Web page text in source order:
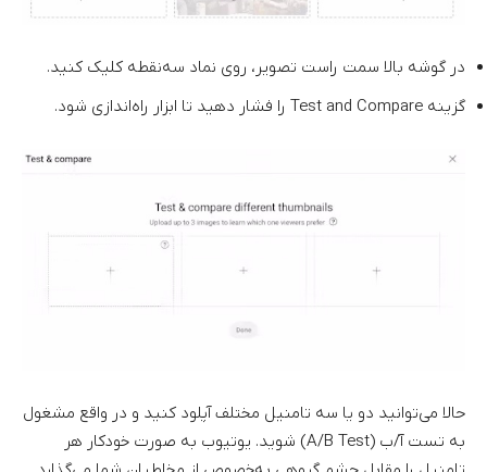
در گوشه بالا سمت راست تصویر، روی نماد سه‌نقطه کلیک کنید.
گزینه Test and Compare را فشار دهید تا ابزار راه‌اندازی شود.
حالا می‌توانید دو یا سه تامنیل مختلف آپلود کنید و در واقع مشغول
به تست آ/ب (A/B Test) شوید. یوتیوب به صورت خودکار هر